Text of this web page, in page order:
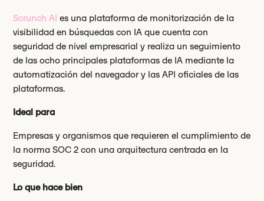
Scrunch AI es una plataforma de monitorización de la
visibilidad en búsquedas con IA que cuenta con
seguridad de nivel empresarial y realiza un seguimiento
de las ocho principales plataformas de IA mediante la
automatización del navegador y las API oficiales de las
plataformas.
Ideal para
Empresas y organismos que requieren el cumplimiento de
la norma SOC 2 con una arquitectura centrada en la
seguridad.
Lo que hace bien